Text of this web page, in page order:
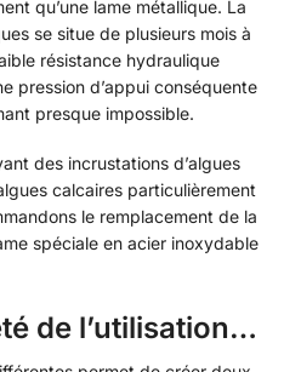
qu’une lame métallique. La
se situe de plusieurs mois à
résistance hydraulique
pression d’appui conséquente
presque impossible.
des incrustations d’algues
calcaires particulièrement
le remplacement de la
spéciale en acier inoxydable
de l’utilisation…